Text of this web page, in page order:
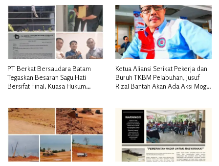
PT Berkat Bersaudara Batam
Tegaskan Besaran Sagu Hati
Bersifat Final, Kuasa Hukum
Ketua Aliansi Serikat Pekerja dan
Buruh TKBM Pelabuhan, Jusuf
Rizal Bantah Akan Ada Aksi Mogol